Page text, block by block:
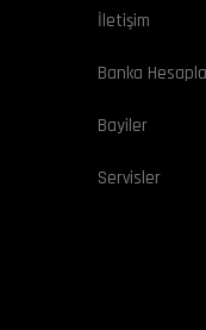
İletişim
Banka
Bayiler
Servisler